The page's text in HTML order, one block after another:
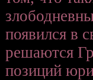
появился в
решаются
позиций